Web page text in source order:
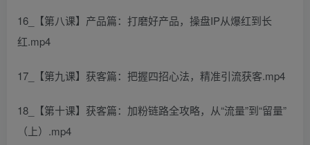
16_【第八课】产品篇：打磨好产品，操盘IP从爆红到长
红.mp4
17_【第九课】获客篇：把握四招心法，精准引流获客.mp4
18_【第十课】获客篇：加粉链路全攻略，从“流量”到“留量”
（上）.mp4